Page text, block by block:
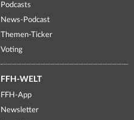
Podcasts
News-Podcast
Themen-Ticker
Voting
FFH-WELT
FFH-App
Newsletter